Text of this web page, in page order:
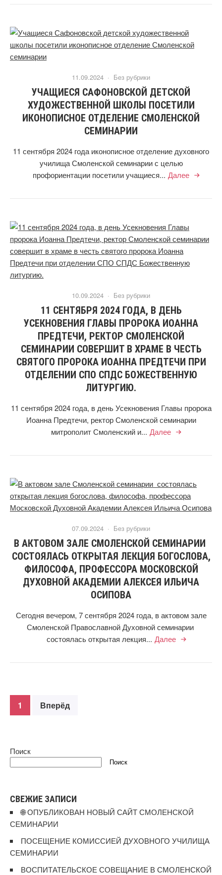
11.09.2024 · Без рубрики
УЧАЩИЕСЯ САФОНОВСКОЙ ДЕТСКОЙ
ХУДОЖЕСТВЕННОЙ ШКОЛЫ ПОСЕТИЛИ
ИКОНОПИСНОЕ ОТДЕЛЕНИЕ СМОЛЕНСКОЙ
СЕМИНАРИИ
11 сентября 2024 года иконописное отделение духовного
училища Смоленской семинарии с целью
профориентации посетили учащиеся... Далее
10.09.2024 · Без рубрики
11 СЕНТЯБРЯ 2024 ГОДА, В ДЕНЬ
УСЕКНОВЕНИЯ ГЛАВЫ ПРОРОКА ИОАННА
ПРЕДТЕЧИ, РЕКТОР СМОЛЕНСКОЙ
СЕМИНАРИИ СОВЕРШИТ В ХРАМЕ В ЧЕСТЬ
СВЯТОГО ПРОРОКА ИОАННА ПРЕДТЕЧИ ПРИ
ОТДЕЛЕНИИ СПО СПДС БОЖЕСТВЕННУЮ
ЛИТУРГИЮ.
11 сентября 2024 года, в день Усекновения Главы пророка
Иоанна Предтечи, ректор Смоленской семинарии
митрополит Смоленский и... Далее
07.09.2024 · Без рубрики
В АКТОВОМ ЗАЛЕ СМОЛЕНСКОЙ СЕМИНАРИИ
СОСТОЯЛАСЬ ОТКРЫТАЯ ЛЕКЦИЯ БОГОСЛОВА,
ФИЛОСОФА, ПРОФЕССОРА МОСКОВСКОЙ
ДУХОВНОЙ АКАДЕМИИ АЛЕКСЕЯ ИЛЬИЧА
ОСИПОВА
Сегодня вечером, 7 сентября 2024 года, в актовом зале
Смоленской Православной Духовной семинарии
состоялась открытая лекция... Далее
1 Вперёд
Поиск
Поиск
СВЕЖИЕ ЗАПИСИ
🌐 ОПУБЛИКОВАН НОВЫЙ САЙТ СМОЛЕНСКОЙ
СЕМИНАРИИ
ПОСЕЩЕНИЕ КОМИССИЕЙ ДУХОВНОГО УЧИЛИЩА
СЕМИНАРИИ
ВОСПИТАТЕЛЬСКОЕ СОВЕЩАНИЕ В СМОЛЕНСКОЙ